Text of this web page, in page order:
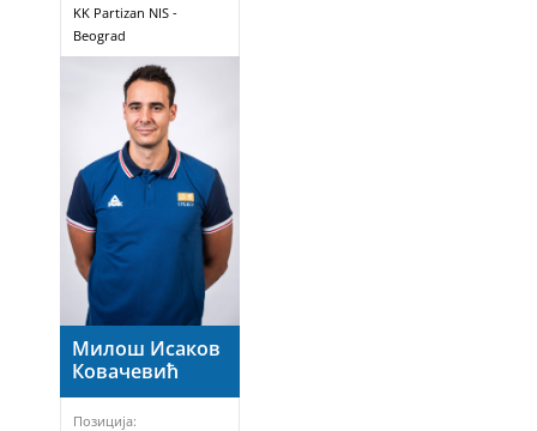
KK Partizan NIS -
Beograd
Милош Исаков
Ковачевић
Позиција: